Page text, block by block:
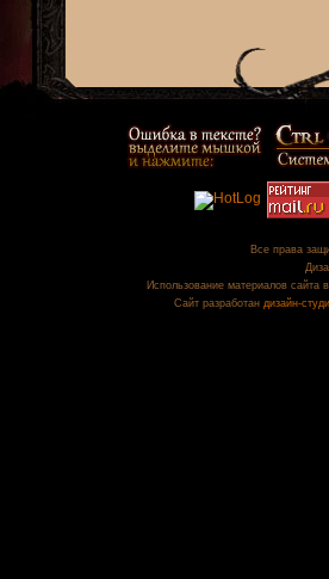
Все права
Использование материалов сайта
Сайт разработан дизайн-